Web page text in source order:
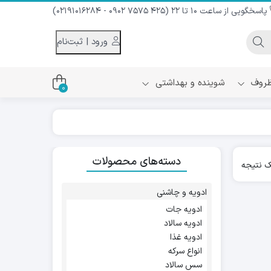
پاسخگویی از ساعت 10 تا 22 (425 7575 0902 - 02191016284)
سرد
شوینده و بهداشتی 0
نتیجه دسته‌های محصولات
ادویه و چاشنی
ادویه جات
ادویه سالاد
ادویه غذا
انواع سرکه
سس سالاد